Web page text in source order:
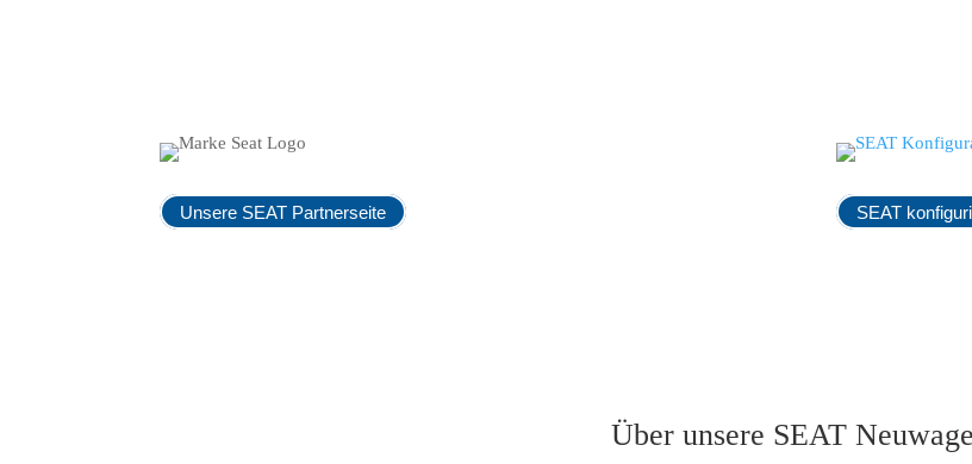
Unsere SEAT Partnerseite SEAT
Über unsere SEAT